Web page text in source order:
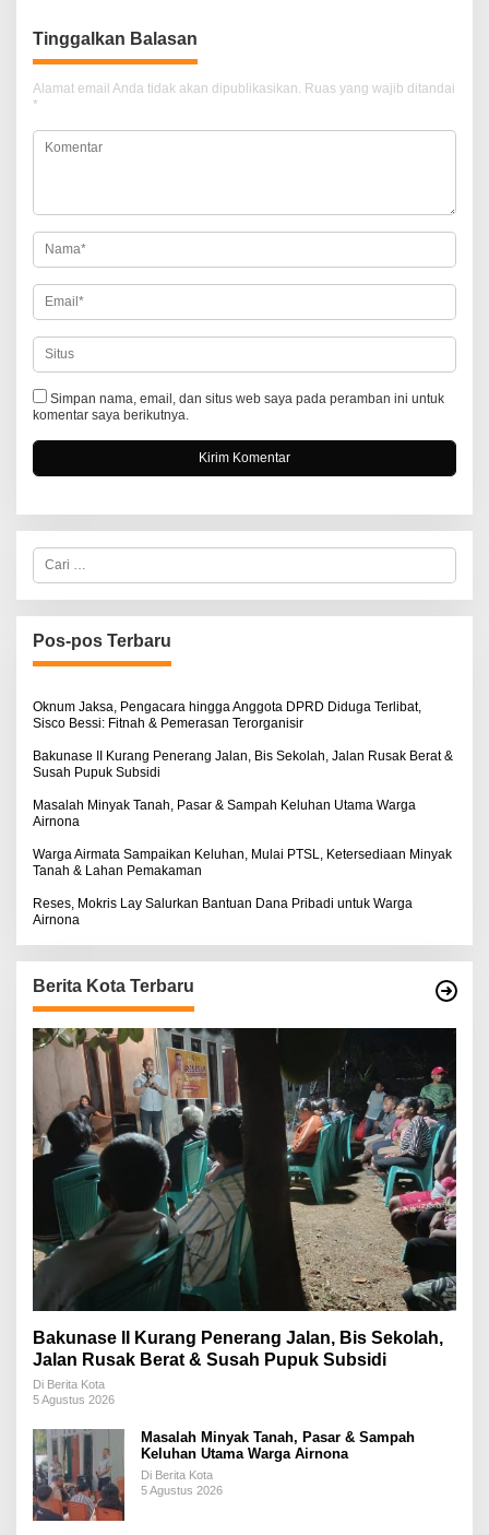
i
g
a
s
o
s
Tinggalkan Balasan
Alamat email Anda tidak akan dipublikasikan. Ruas yang wajib ditandai
*
Simpan nama, email, dan situs web saya pada peramban ini untuk
komentar saya berikutnya.
C
r
i
u
n
u
:
Pos-pos Terbaru
Oknum Jaksa, Pengacara hingga Anggota DPRD Diduga Terlibat,
Sisco Bessi: Fitnah & Pemerasan Terorganisir
Bakunase II Kurang Penerang Jalan, Bis Sekolah, Jalan Rusak Berat &
Susah Pupuk Subsidi
Masalah Minyak Tanah, Pasar & Sampah Keluhan Utama Warga
Airnona
Warga Airmata Sampaikan Keluhan, Mulai PTSL, Ketersediaan Minyak
Tanah & Lahan Pemakaman
Reses, Mokris Lay Salurkan Bantuan Dana Pribadi untuk Warga
Airnona
Berita Kota Terbaru
Bakunase II Kurang Penerang Jalan, Bis Sekolah,
Jalan Rusak Berat & Susah Pupuk Subsidi
Di Berita Kota
5 Agustus 2026
Masalah Minyak Tanah, Pasar & Sampah
Keluhan Utama Warga Airnona
Di Berita Kota
5 Agustus 2026